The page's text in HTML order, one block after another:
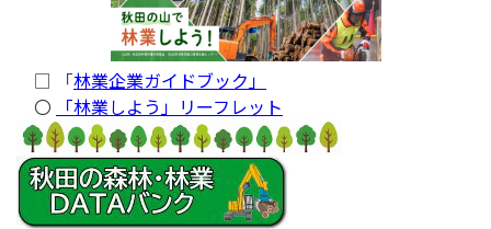
□ 「林業企業ガイドブック」
〇
「林業しよう」リーフレット